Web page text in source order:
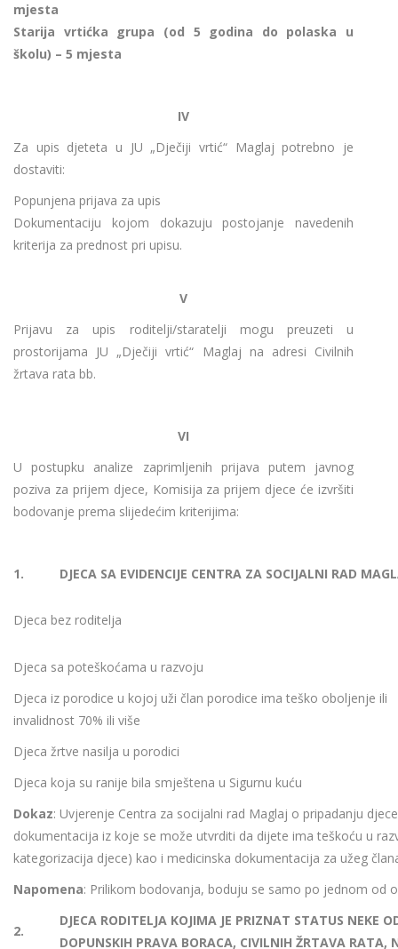
mjesta
Starija vrtićka grupa (od 5 godina do polaska u
školu) – 5 mjesta
IV
Za upis djeteta u JU „Dječiji vrtić“ Maglaj potrebno je
dostaviti:
Popunjena prijava za upis
Dokumentaciju kojom dokazuju postojanje navedenih
kriterija za prednost pri upisu.
V
Prijavu za upis roditelji/staratelji mogu preuzeti u
prostorijama JU „Dječiji vrtić“ Maglaj na adresi Civilnih
žrtava rata bb.
VI
U postupku analize zaprimljenih prijava putem javnog
poziva za prijem djece, Komisija za prijem djece će izvršiti
bodovanje prema slijedećim kriterijima:
1. DJECA SA EVIDENCIJE CENTRA ZA SOCIJALNI RAD
Djeca bez roditelja
Djeca sa poteškoćama u razvoju
Djeca iz porodice u kojoj uži član porodice ima teško oboljenje ili
invalidnost 70% ili više
Djeca žrtve nasilja u porodici
Djeca koja su ranije bila smještena u Sigurnu kuću
Dokaz: Uvjerenje Centra za socijalni rad Maglaj o pripadanju
dokumentacija iz koje se može utvrditi da dijete ima teškoću u
kategorizacija djece) kao i medicinska dokumentacija za užeg
Napomena: Prilikom bodovanja, boduju se samo po jednom od
2.
DJECA RODITELJA KOJIMA JE PRIZNAT STATUS NEKE
DOPUNSKIH PRAVA BORACA, CIVILNIH ŽRTAVA RATA,